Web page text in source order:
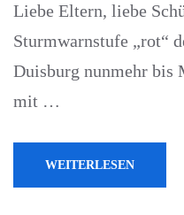
Liebe Eltern, liebe
Sturmwarnstufe „rot“
Duisburg nunmehr bis
mit …
WEITERLESEN